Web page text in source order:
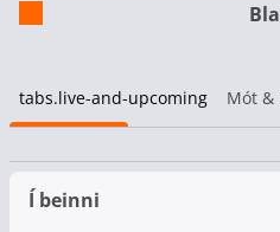
tabs.live-and-upcoming Mót &
Í beinni